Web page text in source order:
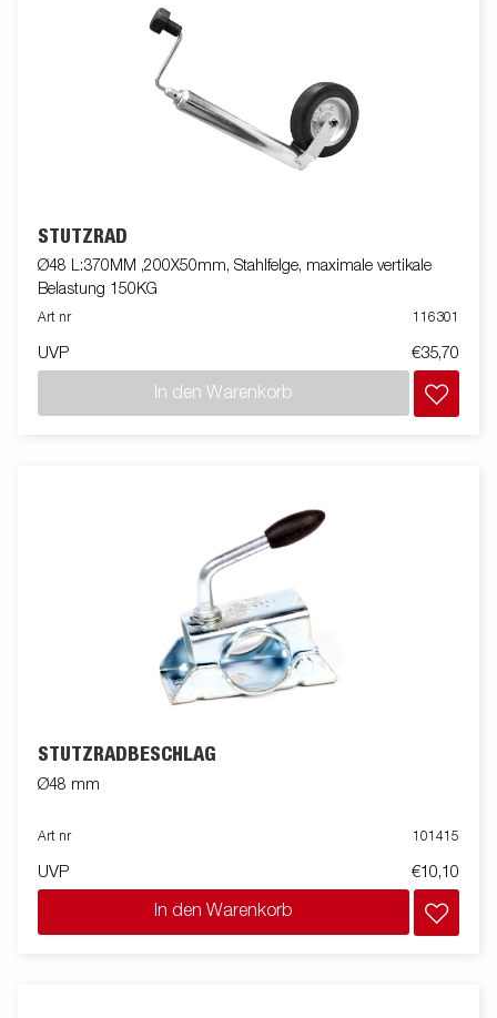
STÜTZRAD
Ø48 L:370MM ,200X50mm, Stahlfelge, maximale vertikale
Belastung 150KG
Art nr 116301
UVP €35,70
In den Warenkorb
STÜTZRADBESCHLAG
Ø48 mm
Art nr 101415
UVP €10,10
In den Warenkorb